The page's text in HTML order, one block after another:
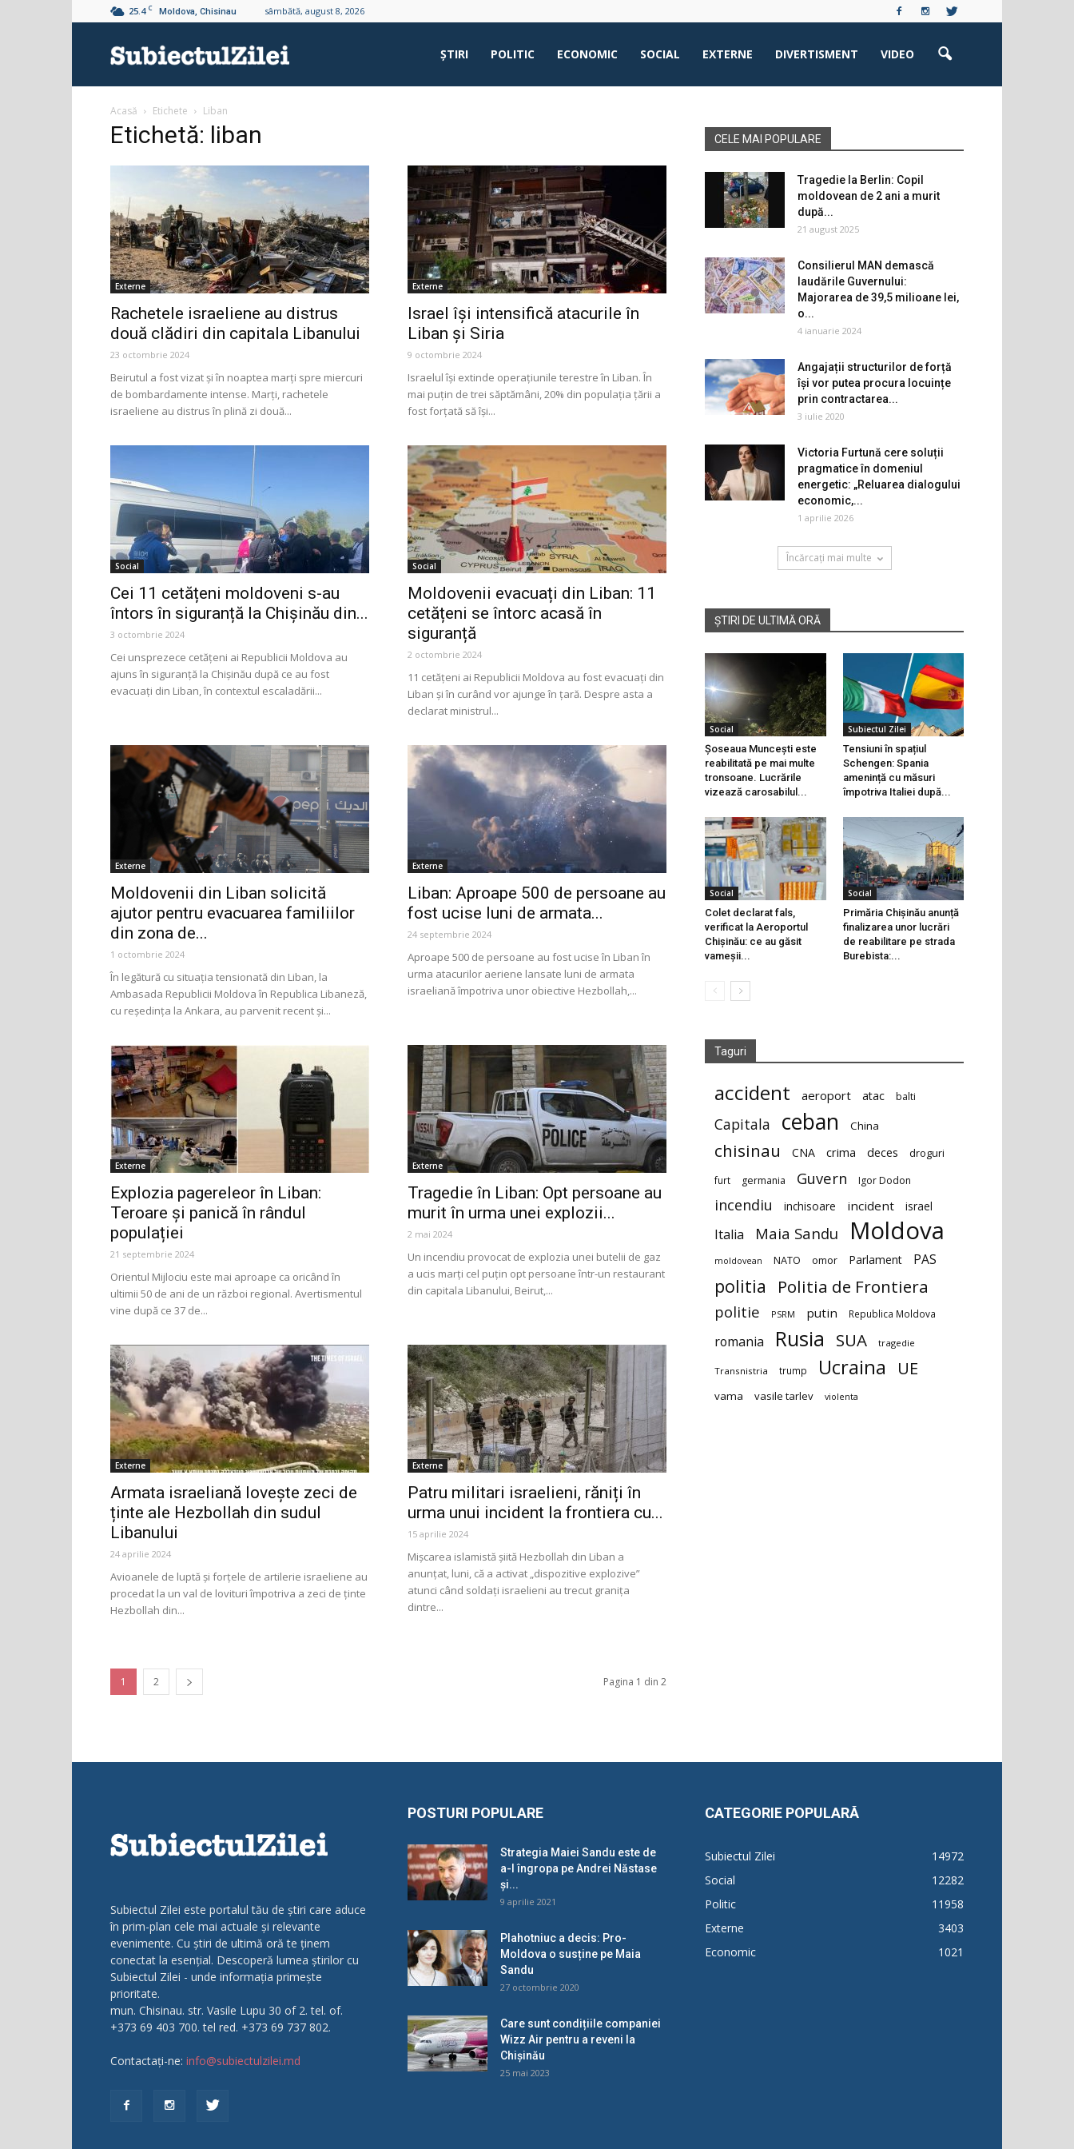
25.4 C Moldova, Chisinau sâmbătă, august 8, 2026
ŞTIRI POLITIC ECONOMIC SOCIAL EXTERNE DIVERTISMENT VIDEO
Acasă Etichete Liban
Etichetă: liban
Externe
Rachetele israeliene au distrus
două clădiri din capitala Libanului
23 octombrie 2024
Beirutul a fost vizat și în noaptea marți spre miercuri
de bombardamente intense. Marți, rachetele
israeliene au distrus în plină zi două...
Externe
Israel își intensifică atacurile în
Liban și Siria
9 octombrie 2024
Israelul îşi extinde operaţiunile terestre în Liban. În
mai puţin de trei săptămâni, 20% din populaţia ţării a
fost forţată să îşi...
Social
Cei 11 cetățeni moldoveni s-au
întors în siguranță la Chișinău din...
3 octombrie 2024
Cei unsprezece cetățeni ai Republicii Moldova au
ajuns în siguranță la Chișinău după ce au fost
evacuați din Liban, în contextul escaladării...
Social
Moldovenii evacuați din Liban: 11
cetățeni se întorc acasă în
siguranță
2 octombrie 2024
11 cetățeni ai Republicii Moldova au fost evacuați din
Liban și în curând vor ajunge în țară. Despre asta a
declarat ministrul...
Externe
Moldovenii din Liban solicită
ajutor pentru evacuarea familiilor
din zona de...
1 octombrie 2024
În legătură cu situația tensionată din Liban, la
Ambasada Republicii Moldova în Republica Libaneză,
cu reședința la Ankara, au parvenit recent și...
Externe
Liban: Aproape 500 de persoane au
fost ucise luni de armata...
24 septembrie 2024
Aproape 500 de persoane au fost ucise în Liban în
urma atacurilor aeriene lansate luni de armata
israeliană împotriva unor obiective Hezbollah,...
Externe
Explozia pagereleor în Liban:
Teroare și panică în rândul
populației
21 septembrie 2024
Orientul Mijlociu este mai aproape ca oricând în
ultimii 50 de ani de un război regional. Avertismentul
vine după ce 37 de...
Externe
Tragedie în Liban: Opt persoane au
murit în urma unei explozii...
2 mai 2024
Un incendiu provocat de explozia unei butelii de gaz
a ucis marţi cel puţin opt persoane într-un restaurant
din capitala Libanului, Beirut,...
Externe
Armata israeliană lovește zeci de
ținte ale Hezbollah din sudul
Libanului
24 aprilie 2024
Avioanele de luptă şi forţele de artilerie israeliene au
procedat la un val de lovituri împotriva a zeci de ţinte
Hezbollah din...
Externe
Patru militari israelieni, răniți în
urma unui incident la frontiera cu...
15 aprilie 2024
Mişcarea islamistă şiită Hezbollah din Liban a
anunţat, luni, că a activat „dispozitive explozive”
atunci când soldați israelieni au trecut granița
dintre...
1 2 Pagina 1 din 2
CELE MAI POPULARE
Tragedie la Berlin: Copil
moldovean de 2 ani a murit
după...
21 august 2025
Consilierul MAN demască
laudările Guvernului:
Majorarea de 39,5 milioane lei,
o...
4 ianuarie 2024
Angajații structurilor de forță
își vor putea procura locuințe
prin contractarea...
3 iulie 2020
Victoria Furtună cere soluții
pragmatice în domeniul
energetic: „Reluarea dialogului
economic,...
1 aprilie 2026
Încărcați mai multe
ȘTIRI DE ULTIMĂ ORĂ
Social
Șoseaua Muncești este
reabilitată pe mai multe
tronsoane. Lucrările
vizează carosabilul...
Subiectul Zilei
Tensiuni în spațiul
Schengen: Spania
amenință cu măsuri
împotriva Italiei după...
Social
Colet declarat fals,
verificat la Aeroportul
Chișinău: ce au găsit
vameșii...
Social
Primăria Chișinău anunță
finalizarea unor lucrări
de reabilitare pe strada
Burebista:...
Taguri
accident aeroport atac balti
Capitala ceban China
chisinau CNA crima deces droguri
furt germania Guvern Igor Dodon
incendiu inchisoare incident israel
Italia Maia Sandu Moldova
moldovean NATO omor Parlament PAS
politia Politia de Frontiera
politie PSRM putin Republica Moldova
romania Rusia SUA tragedie
Transnistria trump Ucraina UE
vama vasile tarlev violenta
Subiectul Zilei este portalul tău de știri care aduce
în prim-plan cele mai actuale și relevante
evenimente. Cu știri de ultimă oră te ținem
conectat la esențial. Descoperă lumea știrilor cu
Subiectul Zilei - unde informația primește
prioritate.
mun. Chisinau. str. Vasile Lupu 30 of 2. tel. of.
+373 69 403 700. tel red. +373 69 737 802.
Contactați-ne: info@subiectulzilei.md
POSTURI POPULARE
Strategia Maiei Sandu este de
a-l îngropa pe Andrei Năstase
și...
9 aprilie 2021
Plahotniuc a decis: Pro-
Moldova o susține pe Maia
Sandu
27 octombrie 2020
Care sunt condițiile companiei
Wizz Air pentru a reveni la
Chișinău
25 mai 2023
CATEGORIE POPULARĂ
Subiectul Zilei
14972
Social
12282
Politic
11958
Externe
3403
Economic
1021